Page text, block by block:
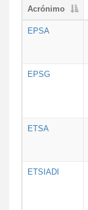
Acrónimo
EPSA
EPSG
ETSA
ETSIADI